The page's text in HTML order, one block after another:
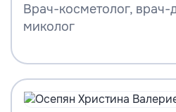
Врач-косметолог, врач-
миколог